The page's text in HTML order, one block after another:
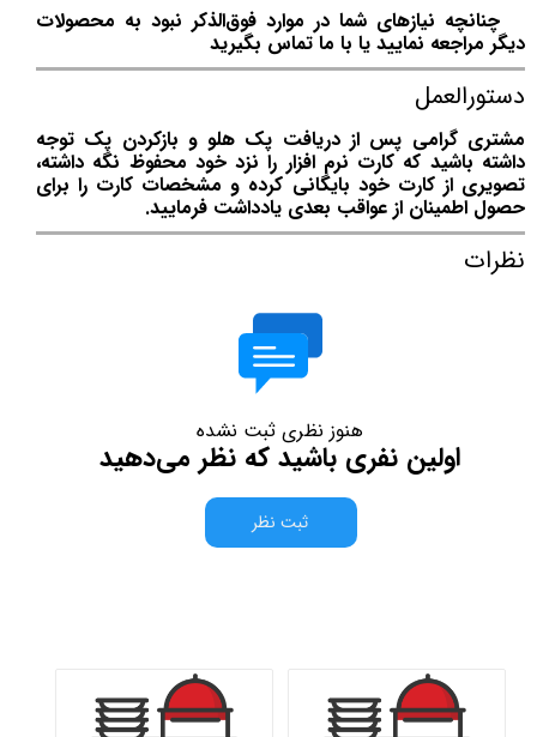
چنانچه نیازهای شما در موارد فوق‌الذکر نبود به محصولات
دیگر مراجعه نمایید یا با ما تماس بگیرید
دستورالعمل
مشتری گرامی پس از دریافت پک هلو و بازکردن پک توجه
داشته باشید که کارت نرم افزار را نزد خود محفوظ نگه داشته،
تصویری از کارت خود بایگانی کرده و مشخصات کارت را برای
حصول اطمینان از عواقب بعدی یادداشت فرمایید.
نظرات
هنوز نظری ثبت نشده
اولین نفری باشید که نظر می‌دهید
ثبت نظر